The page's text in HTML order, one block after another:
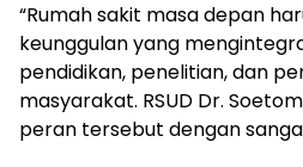
“Rumah sakit masa depan
keunggulan yang
pendidikan, penelitian, dan
masyarakat. RSUD Dr.
peran tersebut dengan